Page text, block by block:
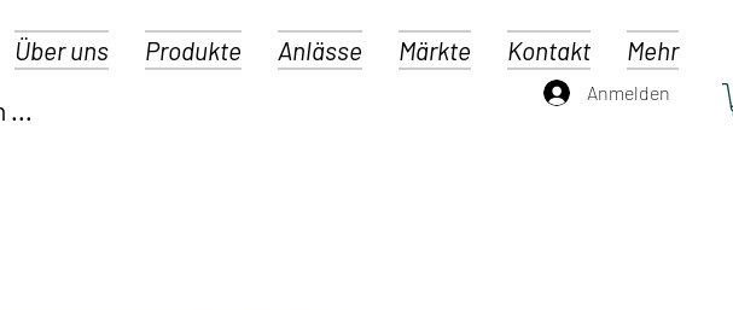
Über uns Produkte Anlässe Märkte Kontakt Mehr
Anmelden